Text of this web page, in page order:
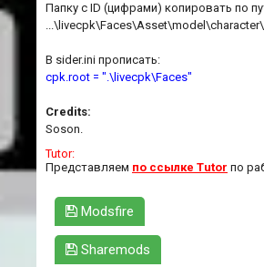
Папку с ID (цифрами) копировать по
В sider.ini прописать:
cpk.root = ".\livecpk\Faces"
Credits:
Soson.
Tutor:
Представляем по ссылке Tutor по
Modsfire
Sharemods